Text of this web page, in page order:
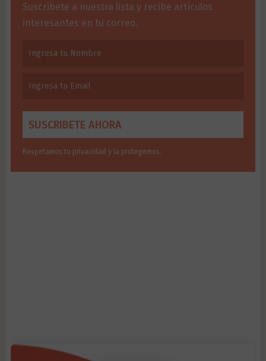
Suscribete a nuestra lista y recibe artículos
interesantes en tu correo.
Respetamos tu privacidad y la protegemos.